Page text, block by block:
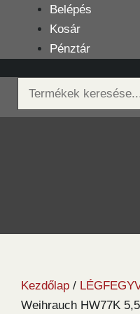
tartalomba
Belépés
Kosár
Pénztár
Keresés
Kezdőlap /
Weihrauch HW77K